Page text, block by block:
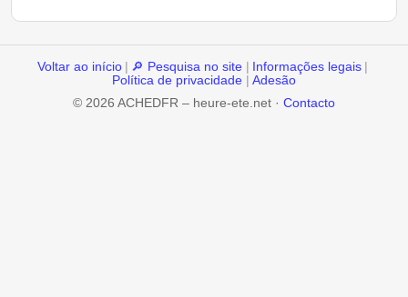
Voltar ao início 🔎 Pesquisa no site Informações legais
Política de privacidade
Adesão
© 2026 ACHEDFR – heure-ete.net · Contacto